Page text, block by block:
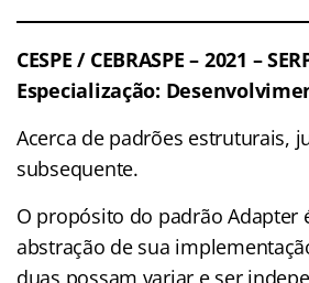
CESPE / CEBRASPE – 2021 –
Especialização:
Acerca de padrões estruturais,
subsequente.
O propósito do padrão Adapter
abstração de sua
duas possam variar e ser